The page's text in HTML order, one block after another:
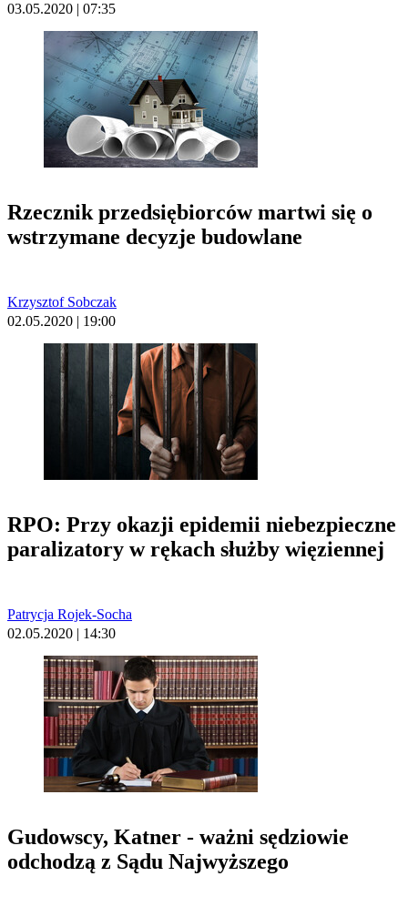
03.05.2020 | 07:35
Rzecznik przedsiębiorców martwi się o
wstrzymane decyzje budowlane
Krzysztof Sobczak
02.05.2020 | 19:00
RPO: Przy okazji epidemii niebezpieczne
paralizatory w rękach służby więziennej
Patrycja Rojek-Socha
02.05.2020 | 14:30
Gudowscy, Katner - ważni sędziowie
odchodzą z Sądu Najwyższego